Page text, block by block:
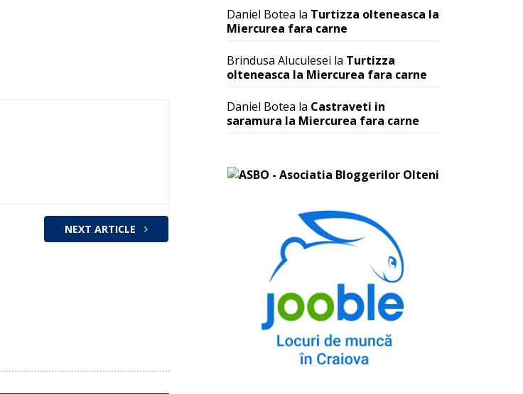
NEXT ARTICLE
Daniel Botea la Turtizza olteneasca la
Miercurea fara carne
Brindusa Aluculesei la Turtizza
olteneasca la Miercurea fara carne
Daniel Botea la Castraveti in
saramura la Miercurea fara carne